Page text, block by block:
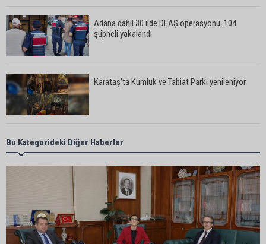
Adana dahil 30 ilde DEAŞ operasyonu: 104
şüpheli yakalandı
Karataş’ta Kumluk ve Tabiat Parkı yenileniyor
Bekir Şimşek’ten Mustafa Özkan’a ziyaret
Ceyhan’da asfalt çalışmaları sürüyor
Bu Kategorideki Diğer Haberler